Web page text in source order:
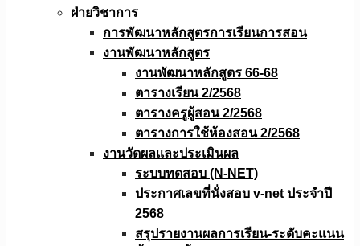
ฝ่ายวิชาการ
การพัฒนาหลักสูตรการเรียนการสอน
งานพัฒนาหลักสูตร
งานพัฒนาหลักสูตร 66-68
ตารางเรียน 2/2568
ตารางครูผู้สอน 2/2568
ตารางการใช้ห้องสอน 2/2568
งานวัดผลเเละประเมินผล
ระบบทดสอบ (N-NET)
ประกาศเลขที่นั่งสอบ v-net ประจำปี
2568
สรุปรายงานผลการเรียน-ระดับคะแนน